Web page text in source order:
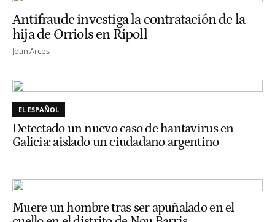
Antifraude investiga la contratación de la
hija de Orriols en Ripoll
Joan Arcos
EL ESPAÑOL
Detectado un nuevo caso de hantavirus en
Galicia: aislado un ciudadano argentino
Muere un hombre tras ser apuñalado en el